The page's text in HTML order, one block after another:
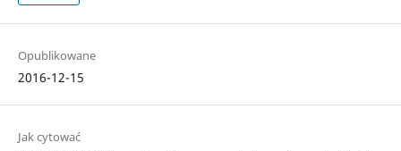
Opublikowane
2016-12-15
Jak cytować